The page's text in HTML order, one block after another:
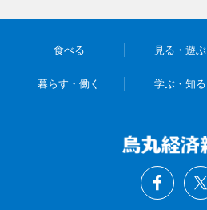
食べる 見る・遊ぶ
暮らす・働く 学ぶ・知る